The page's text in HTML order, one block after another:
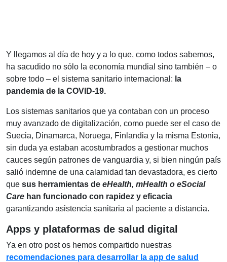
Y llegamos al día de hoy y a lo que, como todos sabemos,
ha sacudido no sólo la economía mundial sino también – o
sobre todo – el sistema sanitario internacional: la
pandemia de la COVID-19.
Los sistemas sanitarios que ya contaban con un proceso
muy avanzado de digitalización, como puede ser el caso de
Suecia, Dinamarca, Noruega, Finlandia y la misma Estonia,
sin duda ya estaban acostumbrados a gestionar muchos
cauces según patrones de vanguardia y, si bien ningún país
salió indemne de una calamidad tan devastadora, es cierto
que sus herramientas de eHealth, mHealth o eSocial
Care han funcionado con rapidez y eficacia
garantizando asistencia sanitaria al paciente a distancia.
Apps y plataformas de salud digital
Ya en otro post os hemos compartido nuestras
recomendaciones para desarrollar la app de salud